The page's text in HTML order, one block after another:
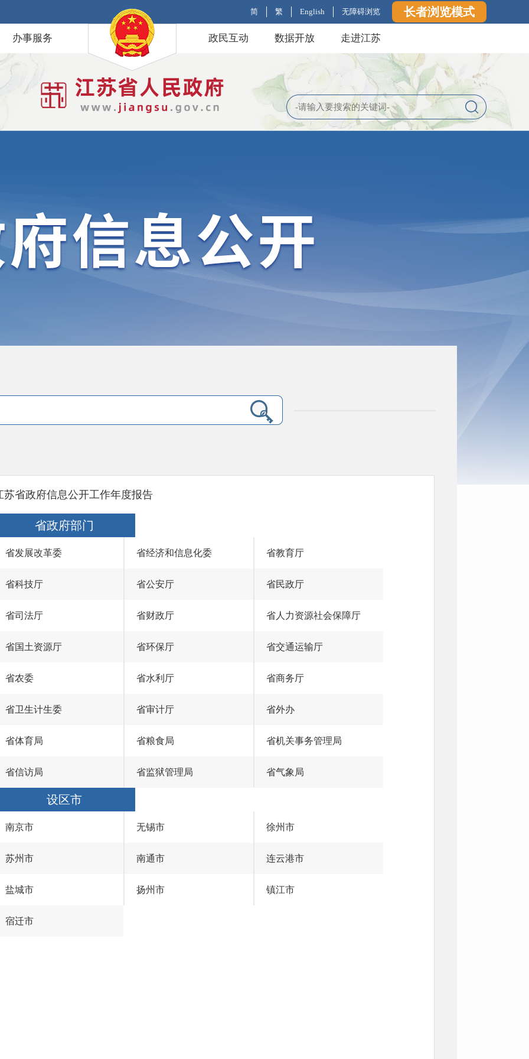
简 繁 English 无障碍浏览 长者浏览模式
办事服务 政民互动 数据开放 走进江苏
苏省政府信息公开工作年度报告
省政府部门
省发展改革委 省经济和信息化委 省教育厅
省科技厅 省公安厅 省民政厅
省司法厅 省财政厅 省人力资源社会保障厅
省国土资源厅 省环保厅 省交通运输厅
省农委 省水利厅 省商务厅
省卫生计生委 省审计厅 省外办
省体育局 省粮食局 省机关事务管理局
省信访局 省监狱管理局 省气象局
设区市
南京市 无锡市 徐州市
苏州市 南通市 连云港市
盐城市 扬州市 镇江市
宿迁市